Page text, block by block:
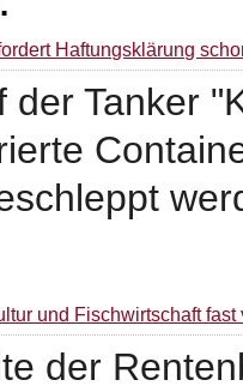
Haftungsklärung
der Tanker
und Fischwirtschaft fast
der